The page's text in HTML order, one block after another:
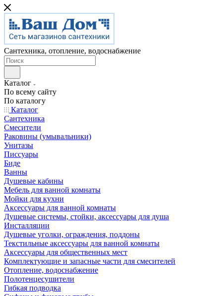
Сантехника, отопление, водоснабжение
Каталог
По всему сайту
По каталогу
Каталог
Сантехника
Смесители
Раковины (умывальники)
Унитазы
Писсуары
Биде
Ванны
Душевые кабины
Мебель для ванной комнаты
Мойки для кухни
Аксессуары для ванной комнаты
Душевые системы, стойки, аксессуары для душа
Инсталляции
Душевые уголки, ограждения, поддоны
Текстильные аксессуары для ванной комнаты
Аксессуары для общественных мест
Комплектующие и запасные части для смесителей
Отопление, водоснабжение
Полотенцесушители
Гибкая подводка